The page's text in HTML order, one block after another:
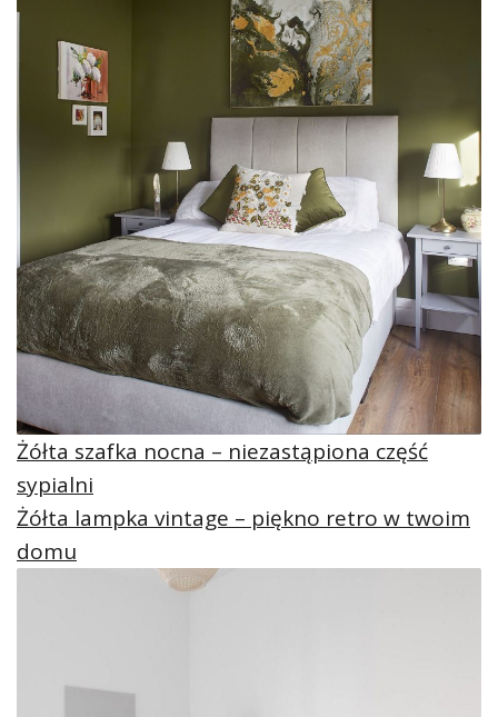
Żółta szafka nocna – niezastąpiona część
sypialni
Żółta lampka vintage – piękno retro w twoim
domu